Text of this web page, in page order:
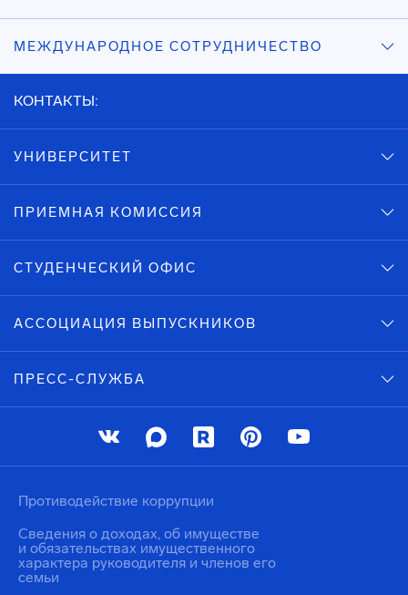
МЕЖДУНАРОДНОЕ СОТРУДНИЧЕСТВО
КОНТАКТЫ:
УНИВЕРСИТЕТ
ПРИЕМНАЯ КОМИССИЯ
СТУДЕНЧЕСКИЙ ОФИС
АССОЦИАЦИЯ ВЫПУСКНИКОВ
ПРЕСС-СЛУЖБА
Противодействие коррупции
Сведения о доходах, об имуществе
и обязательствах имущественного
характера руководителя и членов его
семьи